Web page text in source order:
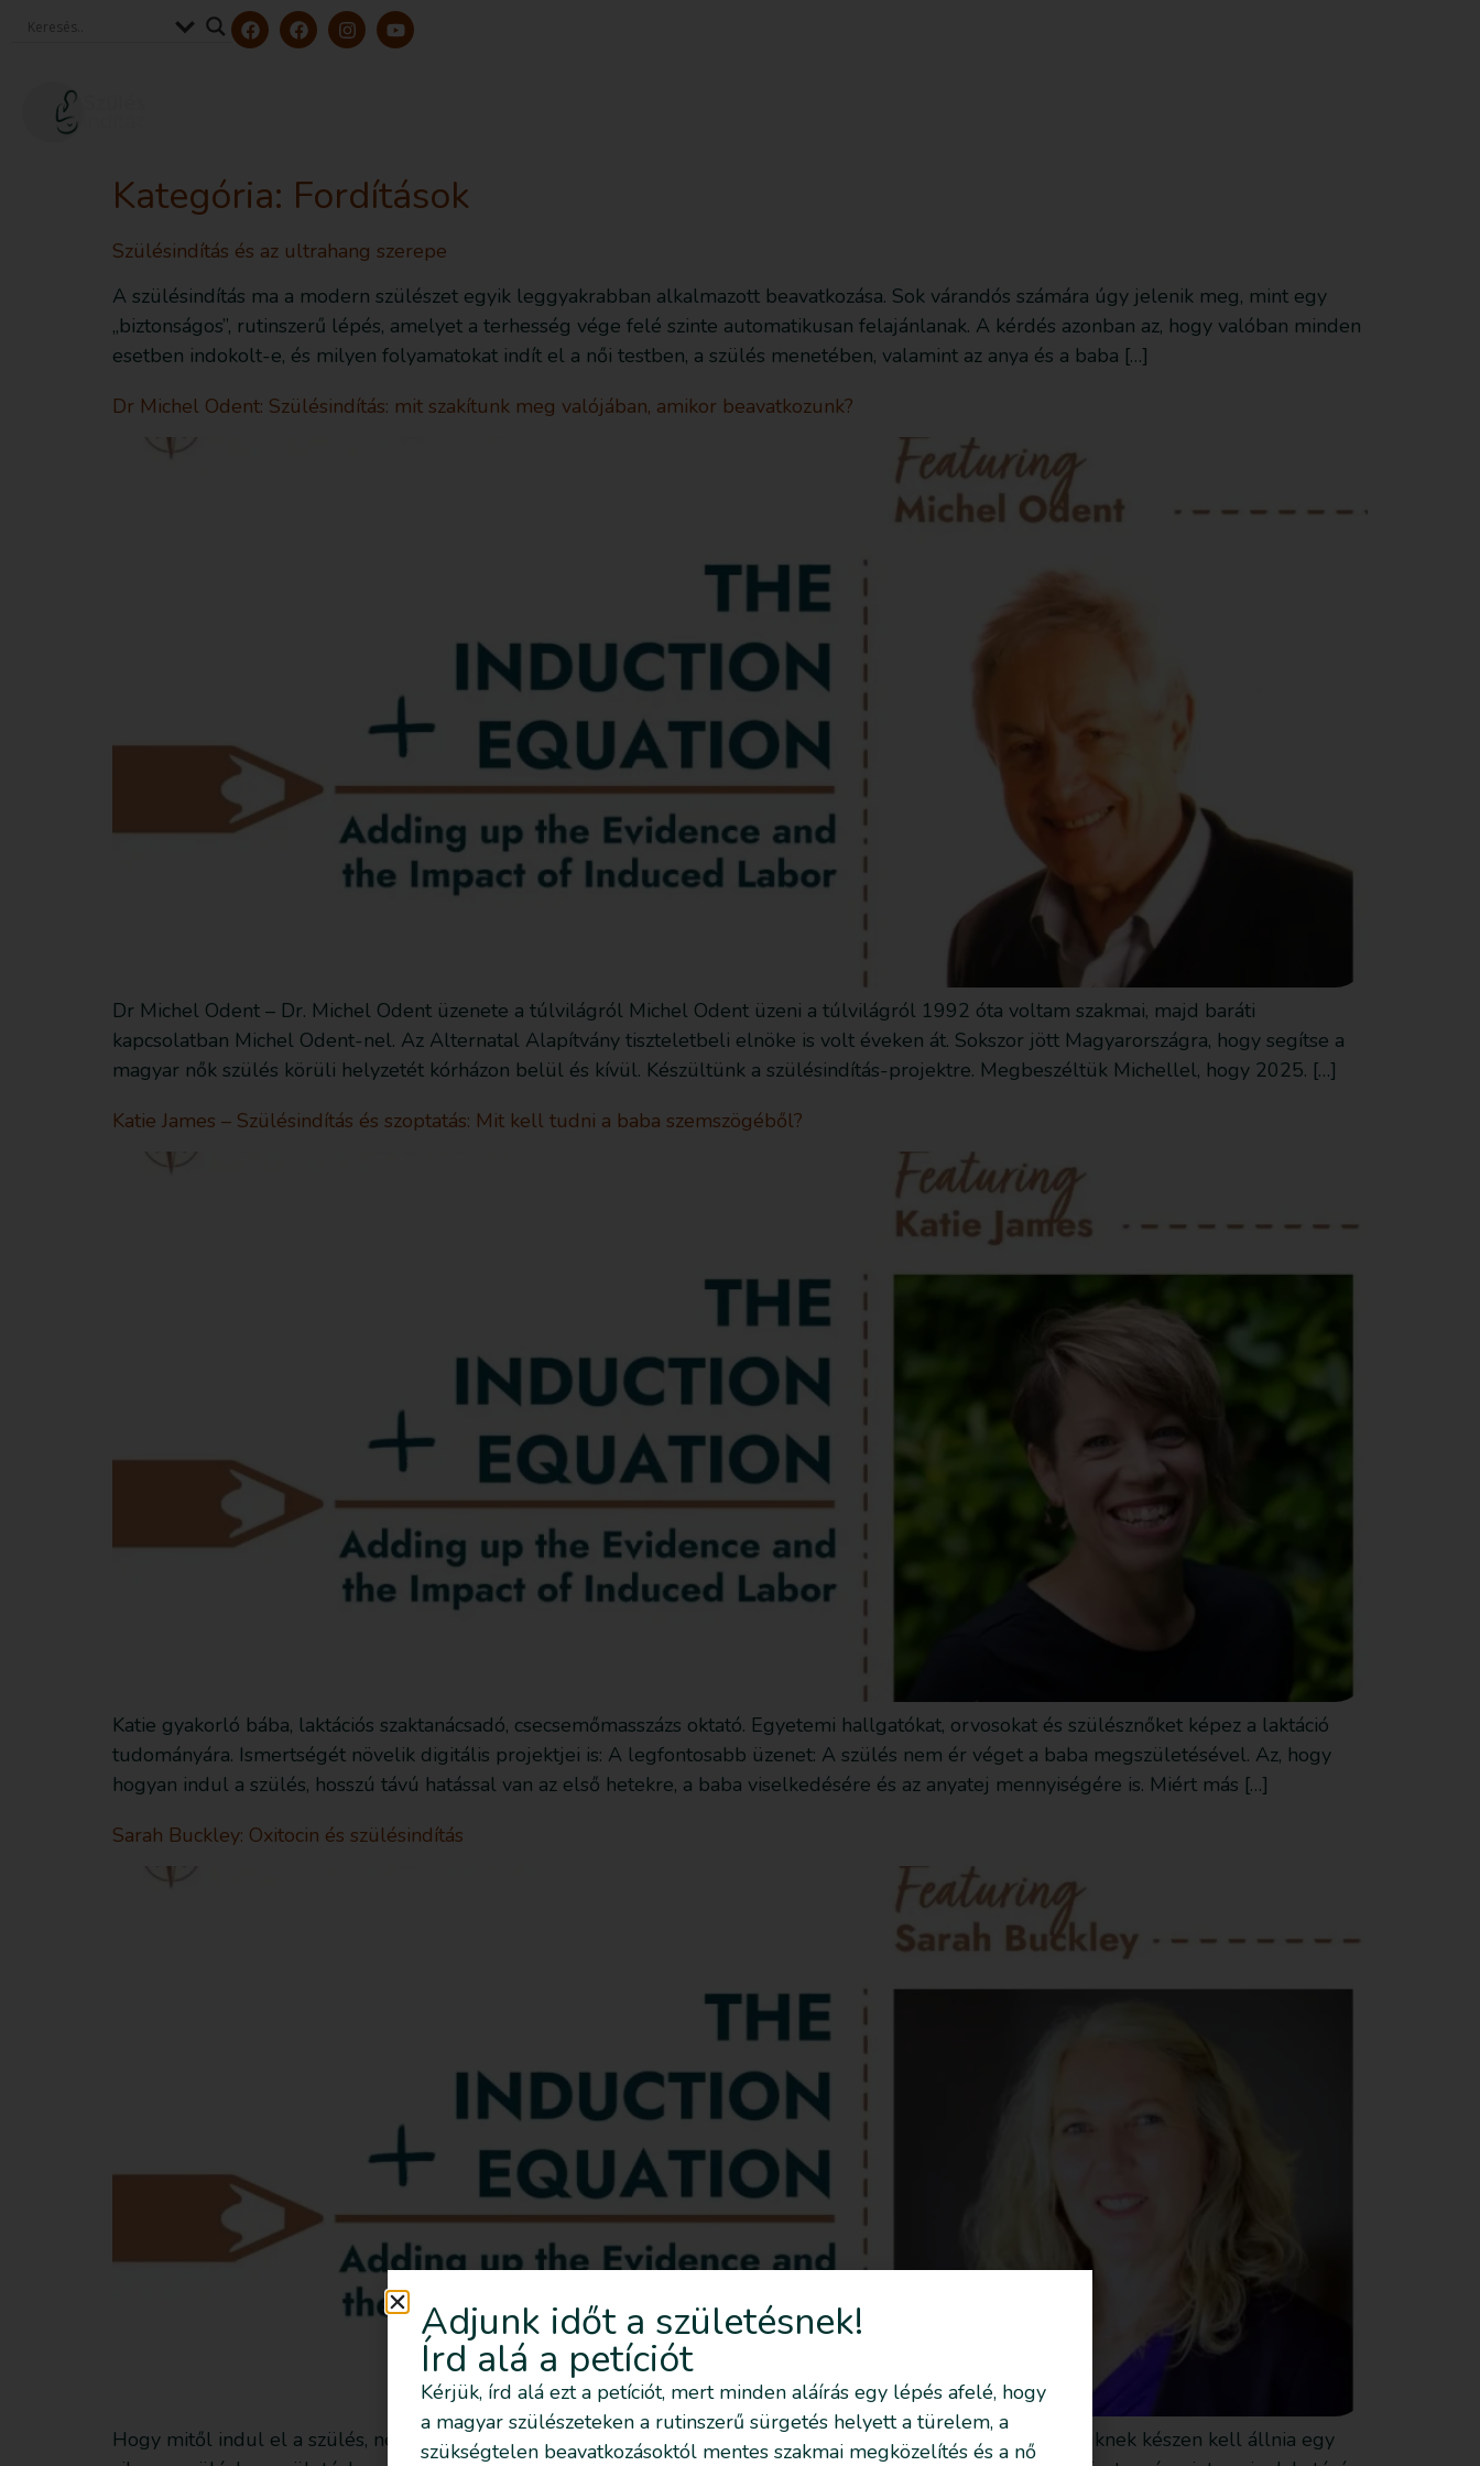
Kategória: Fordítások
Szülésindítás és az ultrahang szerepe
A szülésindítás ma a modern szülészet egyik leggyakrabban alkalmazott beavatkozása. Sok várandós számára úgy jelenik meg, mint egy
„biztonságos”, rutinszerű lépés, amelyet a terhesség vége felé szinte automatikusan felajánlanak. A kérdés azonban az, hogy valóban minden
esetben indokolt-e, és milyen folyamatokat indít el a női testben, a szülés menetében, valamint az anya és a baba […]
Dr Michel Odent: Szülésindítás: mit szakítunk meg valójában, amikor beavatkozunk?
Dr Michel Odent – Dr. Michel Odent üzenete a túlvilágról Michel Odent üzeni a túlvilágról 1992 óta voltam szakmai, majd baráti
kapcsolatban Michel Odent-nel. Az Alternatal Alapítvány tiszteletbeli elnöke is volt éveken át. Sokszor jött Magyarországra, hogy segítse a
magyar nők szülés körüli helyzetét kórházon belül és kívül. Készültünk a szülésindítás-projektre. Megbeszéltük Michellel, hogy 2025. […]
Katie James – Szülésindítás és szoptatás: Mit kell tudni a baba szemszögéből?
Katie gyakorló bába, laktációs szaktanácsadó, csecsemőmasszázs oktató. Egyetemi hallgatókat, orvosokat és szülésznőket képez a laktáció
tudományára. Ismertségét növelik digitális projektjei is: A legfontosabb üzenet: A szülés nem ér véget a baba megszületésével. Az, hogy
hogyan indul a szülés, hosszú távú hatással van az első hetekre, a baba viselkedésére és az anyatej mennyiségére is. Miért más […]
Sarah Buckley: Oxitocin és szülésindítás
Hogy mitől indul el a szülés, nem tudjuk pontosan. Vélhetően az anya és a magzat közös döntése. Mindkettőjüknek készen kell állnia egy
Adjunk időt a születésnek!
Írd alá a petíciót
Kérjük, írd alá ezt a petíciót, mert minden aláírás egy lépés afelé, hogy
a magyar szülészeteken a rutinszerű sürgetés helyett a türelem, a
szükségtelen beavatkozásoktól mentes szakmai megközelítés és a nő